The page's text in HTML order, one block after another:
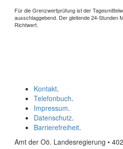
Für die Grenzwertprüfung ist der
ausschlaggebend. Der gleitende 24-Stunden
Richtwert.
Kontakt.
Telefonbuch.
Impressum.
Datenschutz.
Barrierefreiheit.
Amt der Oö. Landesregierung •